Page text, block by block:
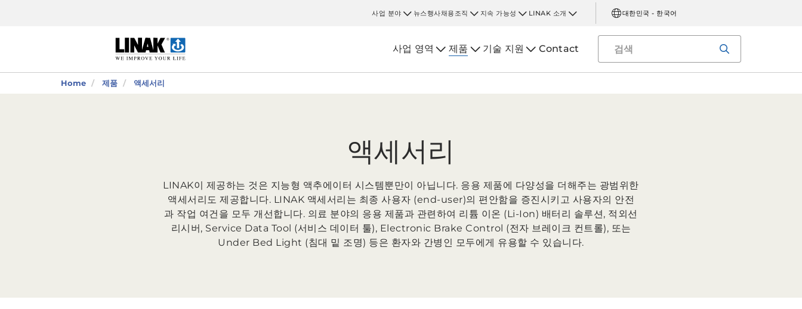
사업 분야 뉴스행사채용 조직 지속 가능성 LINAK 소개 대한민국 - 한국어
사업 영역 제품 기술 지원 Contact
Home 제품 액세서리
액세서리
LINAK이 제공하는 것은 지능형 액추에이터 시스템뿐만이 아닙니다. 응용 제품에 다양성을 더해주는 광범위한
액세서리도 제공합니다. LINAK 액세서리는 최종 사용자 (end-user)의 편안함을 증진시키고 사용자의 안전
과 작업 여건을 모두 개선합니다. 의료 분야의 응용 제품과 관련하여 리튬 이온 (Li-Ion) 배터리 솔루션, 적외선
리시버, Service Data Tool (서비스 데이터 툴), Electronic Brake Control (전자 브레이크 컨트롤), 또는
Under Bed Light (침대 밑 조명) 등은 환자와 간병인 모두에게 유용할 수 있습니다.